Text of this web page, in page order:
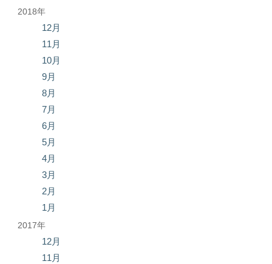
2018年
12月
11月
10月
9月
8月
7月
6月
5月
4月
3月
2月
1月
2017年
12月
11月